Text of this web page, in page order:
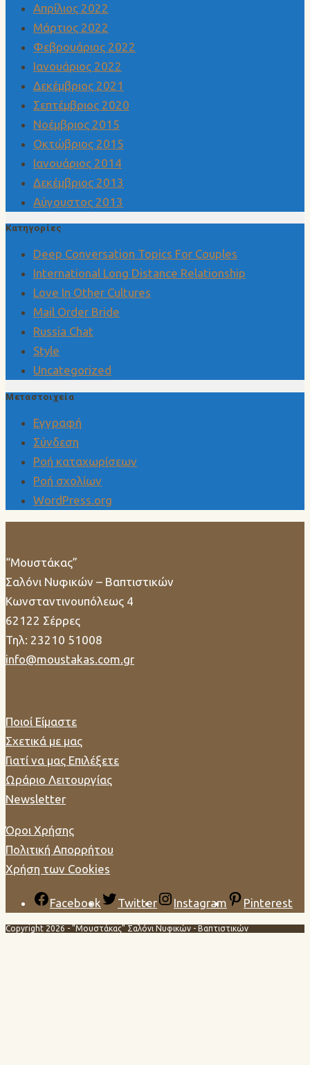
Απρίλιος 2022
Μάρτιος 2022
Φεβρουάριος 2022
Ιανουάριος 2022
Δεκέμβριος 2021
Σεπτέμβριος 2020
Νοέμβριος 2015
Οκτώβριος 2015
Ιανουάριος 2014
Δεκέμβριος 2013
Αύγουστος 2013
Kατηγορίες
Deep Conversation Topics For Couples
International Long Distance Relationship
Love In Other Cultures
Mail Order Bride
Russia Chat
Style
Uncategorized
Μεταστοιχεία
Εγγραφή
Σύνδεση
Ροή καταχωρίσεων
Ροή σχολίων
WordPress.org
“Μουστάκας”
Σαλόνι Νυφικών – Βαπτιστικών
Κωνσταντινουπόλεως 4
62122 Σέρρες
Τηλ: 23210 51008
info@moustakas.com.gr
Ποιοί Είμαστε
Σχετικά με μας
Γιατί να μας Επιλέξετε
Ωράριο Λειτουργίας
Newsletter
Όροι Χρήσης
Πολιτική Απορρήτου
Χρήση των Cookies
Facebook Twitter Instagram Pinterest
Copyright 2026 - "Μουστάκας" Σαλόνι Νυφικών - Βαπτιστικών